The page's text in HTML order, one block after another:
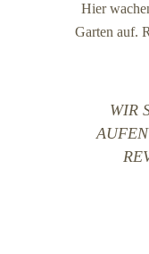
Hier
Garten auf.
WIR